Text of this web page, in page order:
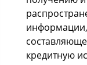
инфoрмации,
кредитную